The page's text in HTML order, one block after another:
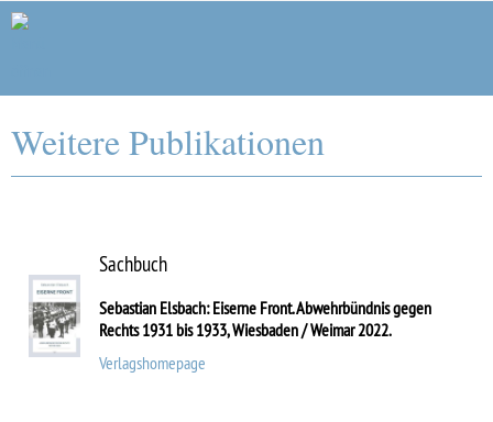
Weitere Publikationen
Sachbuch
Sebastian Elsbach: Eiserne Front. Abwehrbündnis gegen
Rechts 1931 bis 1933, Wiesbaden / Weimar 2022.
Verlagshomepage